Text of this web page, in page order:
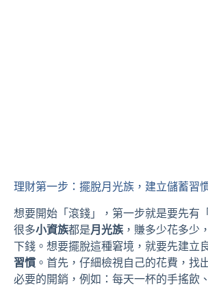
理財第一步：擺脫月光族，建立儲蓄習
想要開始「滾錢」，第一步就是要先有
很多小資族都是月光族 ，賺多少花多少
下錢。想要擺脫這種窘境，就要先建立
習慣 。首先，仔細檢視自己的花費，找
必要的開銷，例如：每天一杯的手搖飲